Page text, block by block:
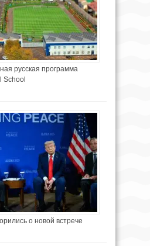
русская программа
School
о новой встрече